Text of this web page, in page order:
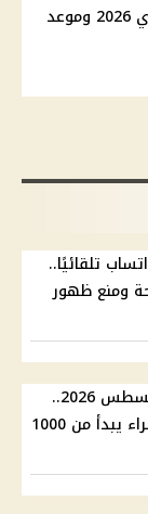
موقف ترحيل إجازة المولد النبوي 2026 وموعد
تلقائيًا..
ومنع ظهور
شهادات ادخار بنك saib في أغسطس 2026..
عائد يصل إلى 19.50% وأقل شراء يبدأ من 1000